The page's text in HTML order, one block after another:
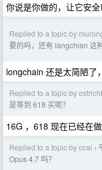
你说是你做的，让它安
Replied to a topic by
要的吗，还有 langchian 这
longchain 还是太简陋了
Replied to a topic by
是等到 618 买呢？
16G ，618 现在已经在
Replied to a topic by ccai ›
Opus 4.7 吗？